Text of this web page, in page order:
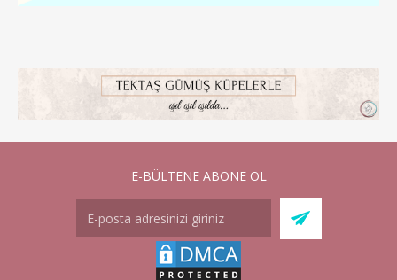
E-BÜLTENE ABONE OL